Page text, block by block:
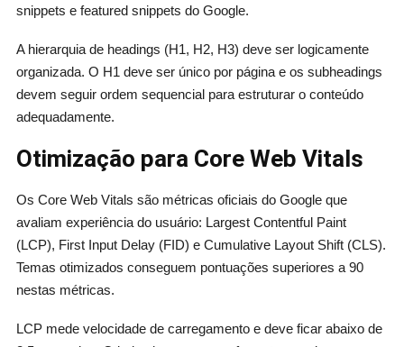
snippets e featured snippets do Google.
A hierarquia de headings (H1, H2, H3) deve ser logicamente
organizada. O H1 deve ser único por página e os subheadings
devem seguir ordem sequencial para estruturar o conteúdo
adequadamente.
Otimização para Core Web Vitals
Os Core Web Vitals são métricas oficiais do Google que
avaliam experiência do usuário: Largest Contentful Paint
(LCP), First Input Delay (FID) e Cumulative Layout Shift (CLS).
Temas otimizados conseguem pontuações superiores a 90
nestas métricas.
LCP mede velocidade de carregamento e deve ficar abaixo de